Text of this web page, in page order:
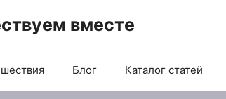
вместе
Блог Каталог статей